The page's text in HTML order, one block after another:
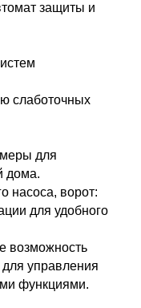
защиты и
слаботочных
для
дома.
насоса, ворот:
для удобного
возможность
управления
функциями.